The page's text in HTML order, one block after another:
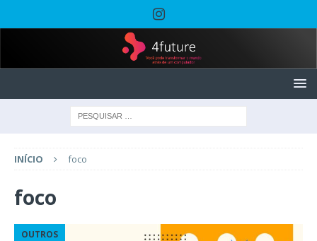
INÍCIO foco
foco
OUTROS